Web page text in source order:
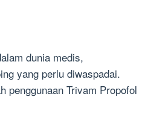
dunia medis,
yang perlu diwaspadai.
penggunaan Trivam Propofol